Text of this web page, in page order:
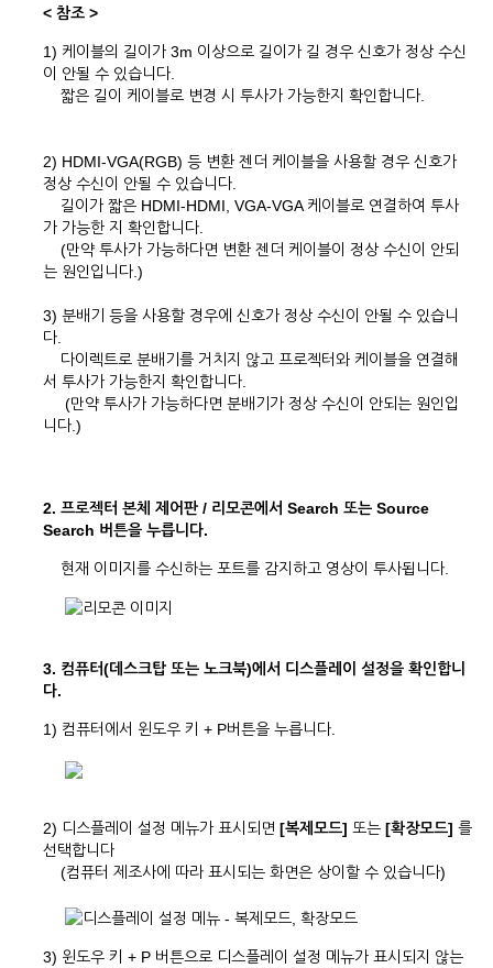
< 참조 >
1) 케이블의 길이가 3m 이상으로 길이가 길 경우 신호가 정상 수신
이 안될 수 있습니다.
짧은 길이 케이블로 변경 시 투사가 가능한지 확인합니다.
2) HDMI-VGA(RGB) 등 변환 젠더 케이블을 사용할 경우 신호가
정상 수신이 안될 수 있습니다.
길이가 짧은 HDMI-HDMI, VGA-VGA 케이블로 연결하여 투사
가 가능한 지 확인합니다.
(만약 투사가 가능하다면 변환 젠더 케이블이 정상 수신이 안되
는 원인입니다.)
3) 분배기 등을 사용할 경우에 신호가 정상 수신이 안될 수 있습니
다.
다이렉트로 분배기를 거치지 않고 프로젝터와 케이블을 연결해
서 투사가 가능한지 확인합니다.
(만약 투사가 가능하다면 분배기가 정상 수신이 안되는 원인입
니다.)
2. 프로젝터 본체 제어판 / 리모콘에서 Search 또는 Source
Search 버튼을 누릅니다.
현재 이미지를 수신하는 포트를 감지하고 영상이 투사됩니다.
3. 컴퓨터(데스크탑 또는 노크북)에서 디스플레이 설정을 확인합니
다.
1) 컴퓨터에서 윈도우 키 + P버튼을 누릅니다.
2) 디스플레이 설정 메뉴가 표시되면 [복제모드] 또는 [확장모드] 를
선택합니다
(컴퓨터 제조사에 따라 표시되는 화면은 상이할 수 있습니다)
3) 윈도우 키 + P 버튼으로 디스플레이 설정 메뉴가 표시되지 않는